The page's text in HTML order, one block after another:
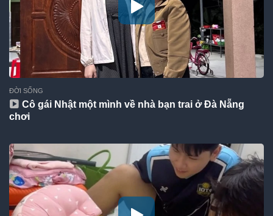
ĐỜI SỐNG
Cô gái Nhật một mình về nhà bạn trai ở Đà Nẵng
chơi